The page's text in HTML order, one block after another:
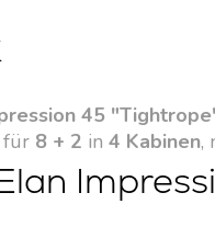
45
für 8 + 2 in 4 Kabinen,